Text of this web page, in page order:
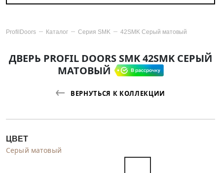
ProfilDoors Каталог Серия SMK 42SMK Серый матовый
ДВЕРЬ PROFIL DOORS SMK 42SMK СЕРЫЙ
МАТОВЫЙ
ВЕРНУТЬСЯ К КОЛЛЕКЦИИ
ЦВЕТ
Серый матовый